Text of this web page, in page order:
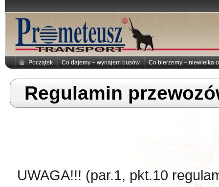
Początek Co dajemy – wynajem busów Co bierzemy – niewielka
Regulamin
UWAGA!!! (par.1, pkt.10